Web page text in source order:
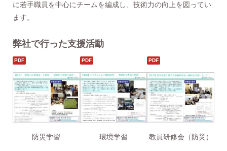
に若手職員を中心にチームを編成し、技術力の向上を図ってい
ます。
弊社で行った支援活動
防災学習 環境学習 教員研修会（防災）